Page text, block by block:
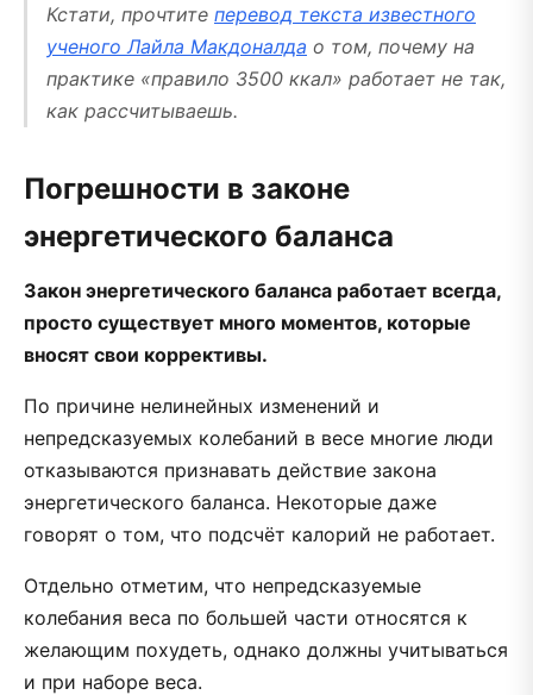
Кстати, прочтите перевод текста известного
ученого Лайла Макдоналда о том, почему на
практике «правило 3500 ккал» работает не так,
как рассчитываешь.
Погрешности в законе
энергетического баланса
Закон энергетического баланса работает всегда,
просто существует много моментов, которые
вносят свои коррективы.
По причине нелинейных изменений и
непредсказуемых колебаний в весе многие люди
отказываются признавать действие закона
энергетического баланса. Некоторые даже
говорят о том, что подсчёт калорий не работает.
Отдельно отметим, что непредсказуемые
колебания веса по большей части относятся к
желающим похудеть, однако должны учитываться
и при наборе веса.